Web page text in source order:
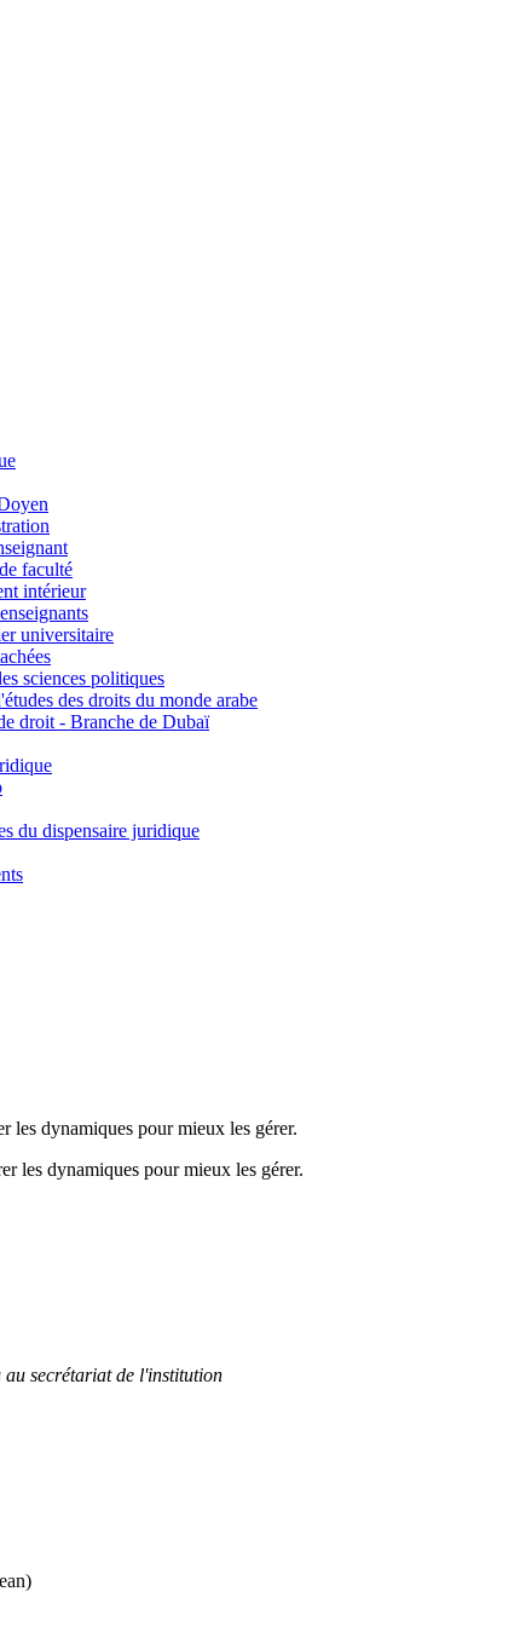
faculté
intérieur
universitaire
sciences politiques
des droits du monde arabe
droit - Branche de Dubaï
du dispensaire juridique
les dynamiques pour mieux les gérer.
les dynamiques pour mieux les gérer.
secrétariat de l'institution